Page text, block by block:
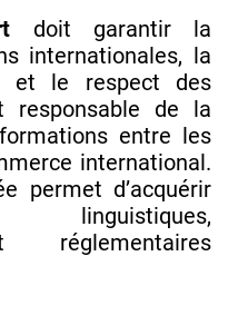
doit garantir la
internationales, la
et le respect des
responsable de la
entre les
international.
permet d’acquérir
linguistiques,
réglementaires